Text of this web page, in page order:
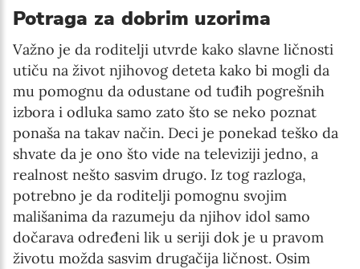
Potraga za dobrim uzorima
Važno je da roditelji utvrde kako slavne ličnosti
utiču na život njihovog deteta kako bi mogli da
mu pomognu da odustane od tuđih pogrešnih
izbora i odluka samo zato što se neko poznat
ponaša na takav način. Deci je ponekad teško da
shvate da je ono što vide na televiziji jedno, a
realnost nešto sasvim drugo. Iz tog razloga,
potrebno je da roditelji pomognu svojim
mališanima da razumeju da njihov idol samo
dočarava određeni lik u seriji dok je u pravom
životu možda sasvim drugačija ličnost. Osim